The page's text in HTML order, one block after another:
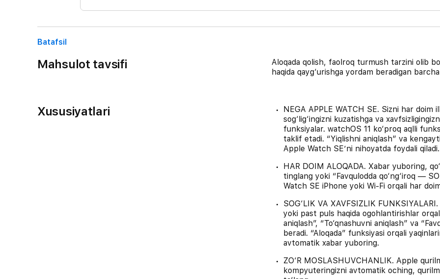
Batafsil
Mahsulot tavsifi
Aloqada qolish, faolroq turmush tarzini olib
haqida qayg‘urishga yordam beradigan
Xususiyatlari
NEGA APPLE WATCH SE. Sizni har doim
sog‘lig‘ingizni kuzatishga va
funksiyalar. watchOS 11 ko‘proq aqlli
taklif etadi. “Yiqlishni aniqlash” va
Apple Watch SE’ni nihoyatda foydali qiladi.
HAR DOIM ALOQADA. Xabar yuboring,
tinglang yoki “Favqulodda qo‘ng‘iroq —
Watch SE iPhone yoki Wi-Fi orqali har
SOG‘LIK VA XAVFSIZLIK
yoki past puls haqida ogohlantirishlar
aniqlash”, “To‘qnashuvni aniqlash” va
beradi. “Aloqada” funksiyasi orqali
avtomatik xabar yuboring.
ZO‘R MOSLASHUVCHANLIK. Apple
kompyuteringizni avtomatik oching,